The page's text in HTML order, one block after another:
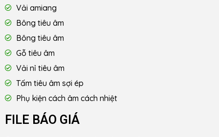
Vải amiang
Bông tiêu âm
Bông tiêu âm
Gỗ tiêu âm
Vải nỉ tiêu âm
Tấm tiêu âm sợi ép
Phụ kiện cách âm cách nhiệt
FILE BÁO GIÁ